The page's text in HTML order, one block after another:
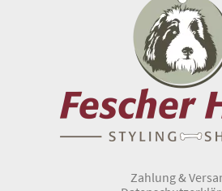
Zahlung &